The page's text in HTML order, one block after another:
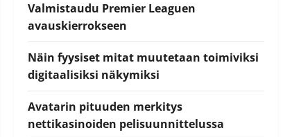
Valmistaudu Premier Leaguen
avauskierrokseen
Näin fyysiset mitat muutetaan toimiviksi
digitaalisiksi näkymiksi
Avatarin pituuden merkitys
nettikasinoiden pelisuunnittelussa